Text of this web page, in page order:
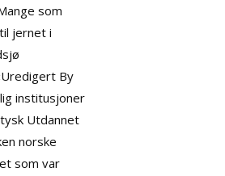
som
jernet i
By
institusjoner
Utdannet
norske
som var